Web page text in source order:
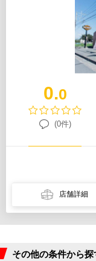
0.0
(0件)
店舗詳細
その他の条件から探